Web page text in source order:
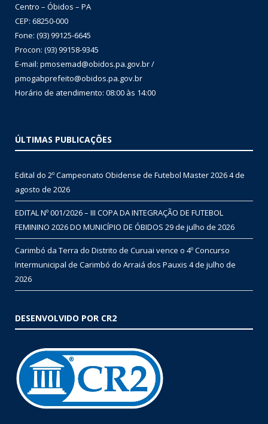
Centro – Óbidos – PA
CEP: 68250-000
Fone: (93) 99125-6645
Procon: (93) 99158-9345
E-mail: pmosemad@obidos.pa.gov.br /
pmogabprefeito@obidos.pa.gov.br
Horário de atendimento: 08:00 às 14:00
ÚLTIMAS PUBLICAÇÕES
Edital do 2º Campeonato Obidense de Futebol Master 20264 de
agosto de 2026
EDITAL Nº 001/2026 – III COPA DA INTEGRAÇÃO DE FUTEBOL
FEMININO 2026 DO MUNICÍPIO DE ÓBIDOS 29 de julho de 2026
Carimbó da Terra do Distrito de Curuai vence o 4º Concurso
Intermunicipal de Carimbó do Arraiá dos Pauxis 4 de julho de
2026
DESENVOLVIDO POR CR2